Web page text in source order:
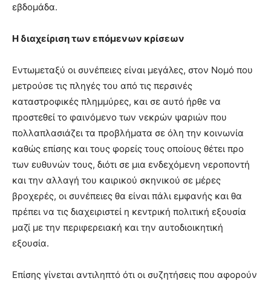
εβδομάδα.
Η διαχείριση των επόμενων κρίσεων
Εντωμεταξύ οι συνέπειες είναι μεγάλες, στον Νομό που
μετρούσε τις πληγές του από τις περσινές
καταστροφικές πλημμύρες, και σε αυτό ήρθε να
προστεθεί το φαινόμενο των νεκρών ψαριών που
πολλαπλασιάζει τα προβλήματα σε όλη την κοινωνία
καθώς επίσης και τους φορείς τους οποίους θέτει προ
των ευθυνών τους, διότι σε μια ενδεχόμενη νεροποντή
και την αλλαγή του καιρικού σκηνικού σε μέρες
βροχερές, οι συνέπειες θα είναι πάλι εμφανής και θα
πρέπει να τις διαχειριστεί η κεντρική πολιτική εξουσία
μαζί με την περιφερειακή και την αυτοδιοικητική
εξουσία.
Επίσης γίνεται αντιληπτό ότι οι συζητήσεις που αφορούν